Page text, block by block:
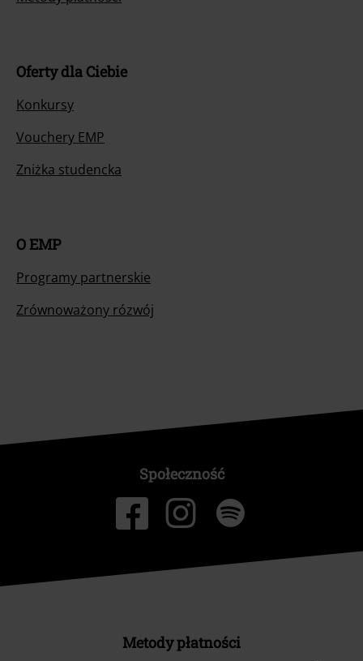
Oferty dla Ciebie
Konkursy
Vouchery EMP
Zniżka studencka
O EMP
Programy partnerskie
Zrównoważony rózwój
Społeczność
Metody płatności